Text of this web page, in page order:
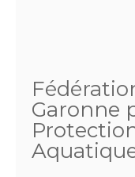
Garonne